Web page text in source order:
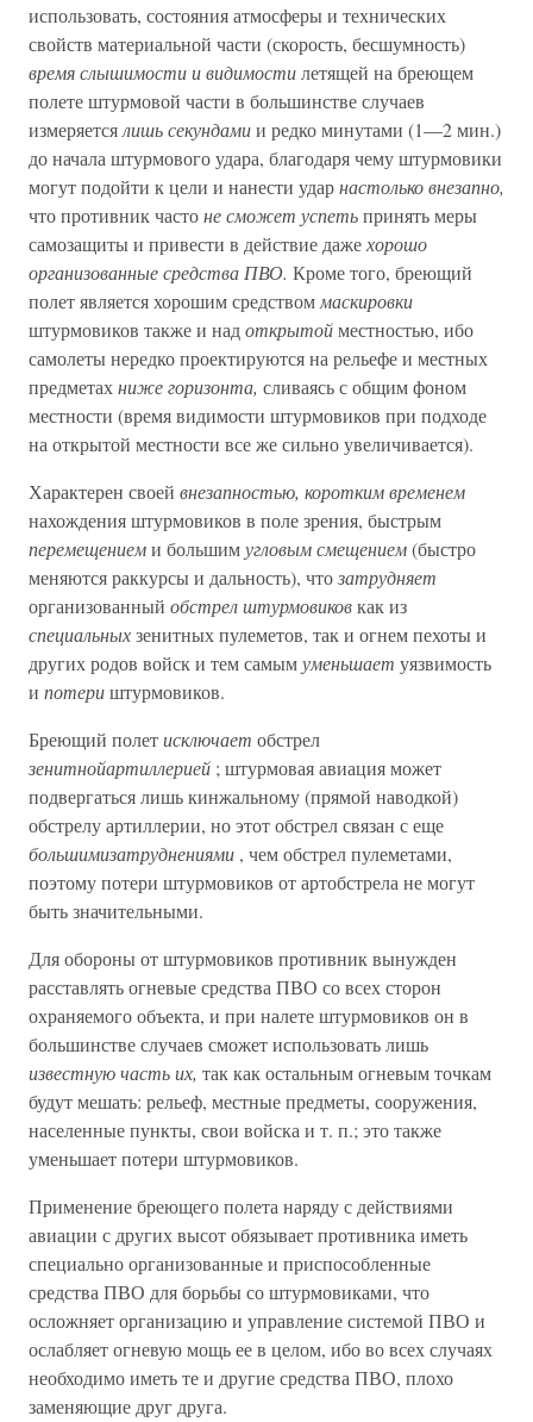
использовать, состояния атмосферы и технических
свойств материальной части (скорость, бесшумность)
время слышимости и видимостилетящей на бреющем
полете штурмовой части в большинстве случаев
измеряетсялишь секундамии редко минутами (1—2 мин.)
до начала штурмового удара, благодаря чему штурмовики
могут подойти к цели и нанести ударнастолько внезапно,
что противник частоне сможет успетьпринять меры
самозащиты и привести в действие дажехорошо
организованные средства ПВО. Кроме того, бреющий
полет является хорошим средством маскировки
штурмовиков также и надоткрытойместностью, ибо
самолеты нередко проектируются на рельефе и местных
предметахниже горизонта, сливаясь с общим фоном
местности (время видимости штурмовиков при подходе
на открытой местности все же сильно увеличивается).
Характерен своей внезапностью, коротким временем
нахождения штурмовиков в поле зрения, быстрым
перемещениеми большимугловым смещением(быстро
меняются раккурсы и дальность), чтозатрудняет
организованный обстрел штурмовиковкак из
специальныхзенитных пулеметов, так и огнем пехоты и
других родов войск и тем самымуменьшает уязвимость
и потериштурмовиков.
Бреющий полетисключает обстрел
зенитнойартиллерией ; штурмовая авиация может
подвергаться лишь кинжальному (прямой наводкой)
обстрелу артиллерии, но этот обстрел связан с еще
большимизатруднениями , чем обстрел пулеметами,
поэтому потери штурмовиков от артобстрела не могут
быть значительными.
Для обороны от штурмовиков противник вынужден
расставлять огневые средства ПВО со всех сторон
охраняемого объекта, и при налете штурмовиков он в
большинстве случаев сможет использовать лишь
известную часть их, так как остальным огневым точкам
будут мешать: рельеф, местные предметы, сооружения,
населенные пункты, свои войска и т. п.; это также
уменьшает потери штурмовиков.
Применение бреющего полета наряду с действиями
авиации с других высот обязывает противника иметь
специально организованные и приспособленные
средства ПВО для борьбы со штурмовиками, что
осложняет организацию и управление системой ПВО и
ослабляет огневую мощь ее в целом, ибо во всех случаях
необходимо иметь те и другие средства ПВО, плохо
заменяющие друг друга.